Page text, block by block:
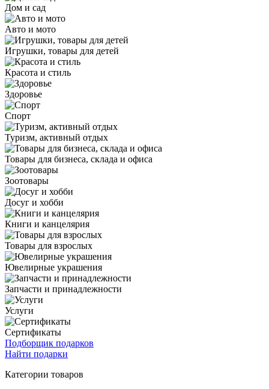
Дом и сад
Авто и мото
Игрушки, товары для детей
Красота и стиль
Здоровье
Спорт
Туризм, активный отдых
Товары для бизнеса, склада и офиса
Зоотовары
Досуг и хобби
Книги и канцелярия
Товары для взрослых
Ювелирные украшения
Запчасти и принадлежности
Услуги
Сертификаты
Подборщик подарков
Найти подарки
Категории товаров